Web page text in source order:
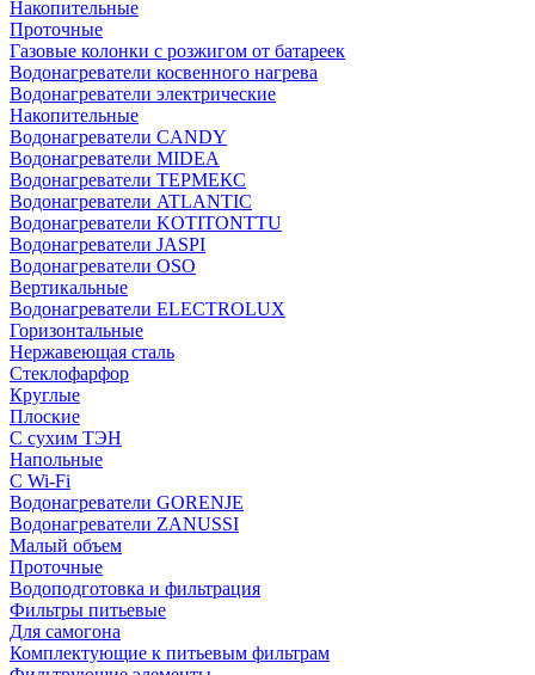
Накопительные
Проточные
Газовые колонки с розжигом от батареек
Водонагреватели косвенного нагрева
Водонагреватели электрические
Накопительные
Водонагреватели CANDY
Водонагреватели MIDEA
Водонагреватели ТЕРМЕКС
Водонагреватели ATLANTIC
Водонагреватели KOTITONTTU
Водонагреватели JASPI
Водонагреватели OSO
Вертикальные
Водонагреватели ELECTROLUX
Горизонтальные
Нержавеющая сталь
Стеклофарфор
Круглые
Плоские
С сухим ТЭН
Напольные
С Wi-Fi
Водонагреватели GORENJE
Водонагреватели ZANUSSI
Малый объем
Проточные
Водоподготовка и фильтрация
Фильтры питьевые
Для самогона
Комплектующие к питьевым фильтрам